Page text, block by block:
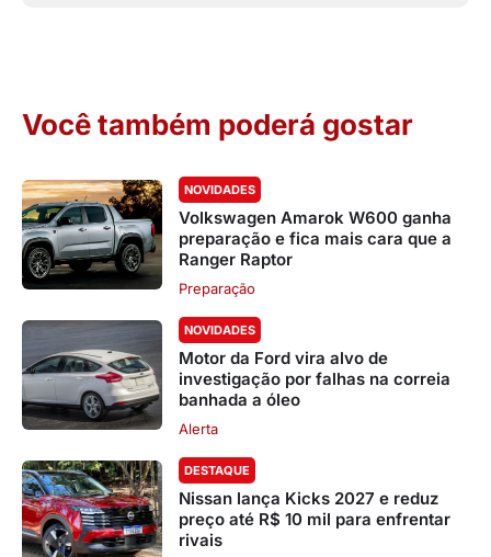
Você também poderá gostar
NOVIDADES
Volkswagen Amarok W600 ganha
preparação e fica mais cara que a
Ranger Raptor
Preparação
NOVIDADES
Motor da Ford vira alvo de
investigação por falhas na correia
banhada a óleo
Alerta
DESTAQUE
Nissan lança Kicks 2027 e reduz
preço até R$ 10 mil para enfrentar
rivais